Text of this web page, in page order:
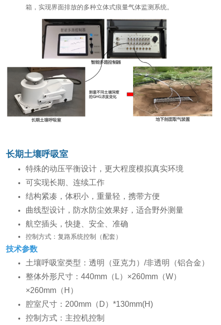
箱，实现界面排放的多种立体式痕量气体监测系统。
长期土壤呼吸室
特殊的动压平衡设计，更大程度模拟真实环境
可实现长期、连续工作
结构紧凑，体积小，重量轻，携带方便
曲线型设计，防水防尘效果好，适合野外测量
航空插头，快捷、安全、准确
控制方式：复路系统控制（配套）
技术参数
土壤呼吸室类型：透明（亚克力）/非透明（铝合金）
整体外形尺寸：440mm（L）×260mm（W）
×260mm（H）
腔室尺寸：200mm（D）*130mm(H)
控制方式：主控机控制